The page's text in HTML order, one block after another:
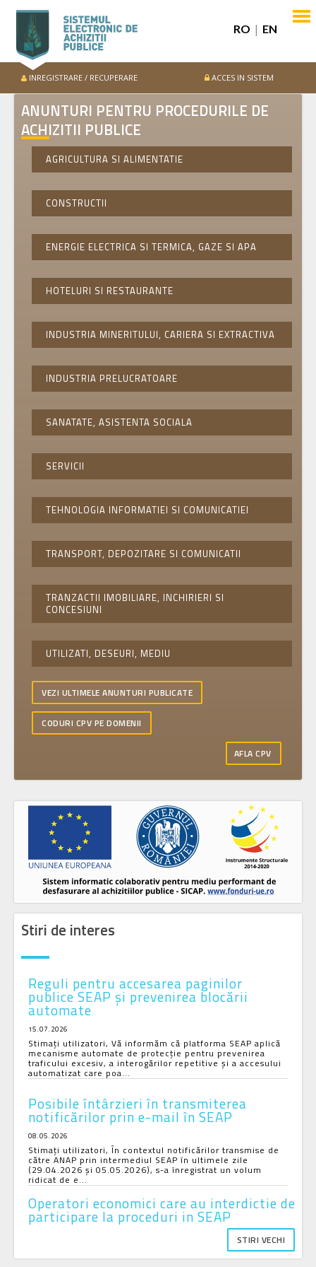
RO | EN
INREGISTRARE / RECUPERARE ACCES IN SISTEM
PROCEDURILE migrate din vechiul SEAP Formular de integritate
ANUNTURI PENTRU PROCEDURILE DE
ACHIZITII PUBLICE
AGRICULTURA SI ALIMENTATIE
CONSTRUCTII
ENERGIE ELECTRICA SI TERMICA, GAZE SI APA
HOTELURI SI RESTAURANTE
INDUSTRIA MINERITULUI, CARIERA SI EXTRACTIVA
INDUSTRIA PRELUCRATOARE
SANATATE, ASISTENTA SOCIALA
SERVICII
TEHNOLOGIA INFORMATIEI SI COMUNICATIEI
TRANSPORT, DEPOZITARE SI COMUNICATII
TRANZACTII IMOBILIARE, INCHIRIERI SI
CONCESIUNI
UTILIZATI, DESEURI, MEDIU
VEZI ULTIMELE ANUNTURI PUBLICATE
CODURI CPV PE DOMENII
AFLA CPV
Stiri de interes
Reguli pentru accesarea paginilor
publice SEAP și prevenirea blocării
automate
15.07.2026
Stimați utilizatori, Vă informăm că platforma SEAP aplică
mecanisme automate de protecție pentru prevenirea
traficului excesiv, a interogărilor repetitive și a accesului
automatizat care poa...
Posibile întârzieri în transmiterea
notificărilor prin e-mail în SEAP
08.05.2026
Stimați utilizatori, În contextul notificărilor transmise de
către ANAP prin intermediul SEAP în ultimele zile
(29.04.2026 și 05.05.2026), s-a înregistrat un volum
ridicat de e...
Operatori economici care au interdictie de
participare la proceduri in SEAP
STIRI VECHI